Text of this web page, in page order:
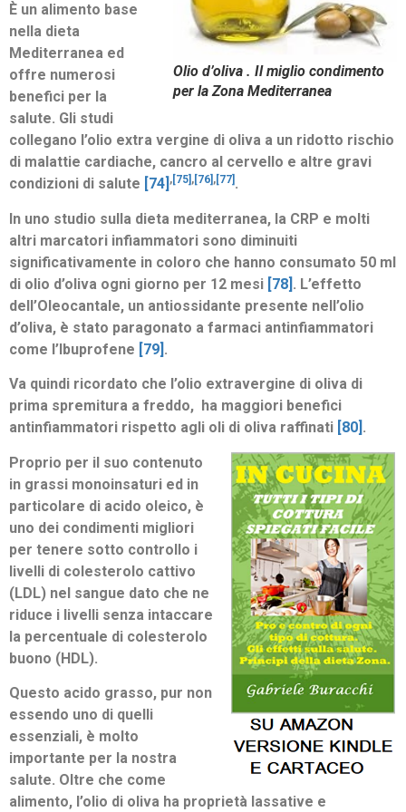
Olio d’oliva . Il miglio condimento
per la Zona Mediterranea
È un alimento base
nella dieta
Mediterranea ed
offre numerosi
benefici per la
salute. Gli studi
collegano l’olio extra vergine di oliva a un ridotto rischio
di malattie cardiache, cancro al cervello e altre gravi
condizioni di salute [74] , [75] , [76] , [77] .
In uno studio sulla dieta mediterranea, la CRP e molti
altri marcatori infiammatori sono diminuiti
significativamente in coloro che hanno consumato 50 ml
di olio d’oliva ogni giorno per 12 mesi [78] . L’effetto
dell’Oleocantale, un antiossidante presente nell’olio
d’oliva, è stato paragonato a farmaci antinfiammatori
come l’Ibuprofene [79] .
Va quindi ricordato che l’olio extravergine di oliva di
prima spremitura a freddo, ha maggiori benefici
antinfiammatori rispetto agli oli di oliva raffinati [80] .
Proprio per il suo contenuto
in grassi monoinsaturi ed in
particolare di acido oleico, è
uno dei condimenti migliori
per tenere sotto controllo i
livelli di colesterolo cattivo
(LDL) nel sangue dato che ne
riduce i livelli senza intaccare
la percentuale di colesterolo
buono (HDL).
Questo acido grasso, pur non
essendo uno di quelli
essenziali, è molto
importante per la nostra
salute. Oltre che come
alimento, l’olio di oliva ha proprietà lassative e